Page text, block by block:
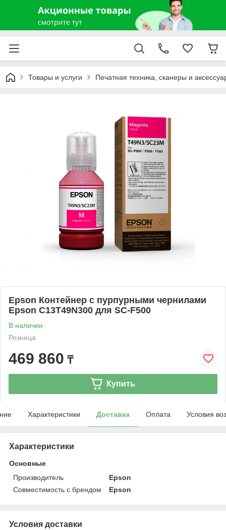
Товары и услуги Печатная техника, сканеры и
Epson Контейнер с пурпурными чернилами
Epson C13T49N300 для SC-F500
В наличии
Розница
469 860 ₸
Купить
Характеристики Доставка Оплата Условия
Характеристики
Основные
Производитель
Epson
Совместимость с брендом
Epson
Условия доставки